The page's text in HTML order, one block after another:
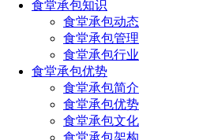
食堂承包知识
食堂承包动态
食堂承包管理
食堂承包行业
食堂承包优势
食堂承包简介
食堂承包优势
食堂承包文化
食堂承包架构